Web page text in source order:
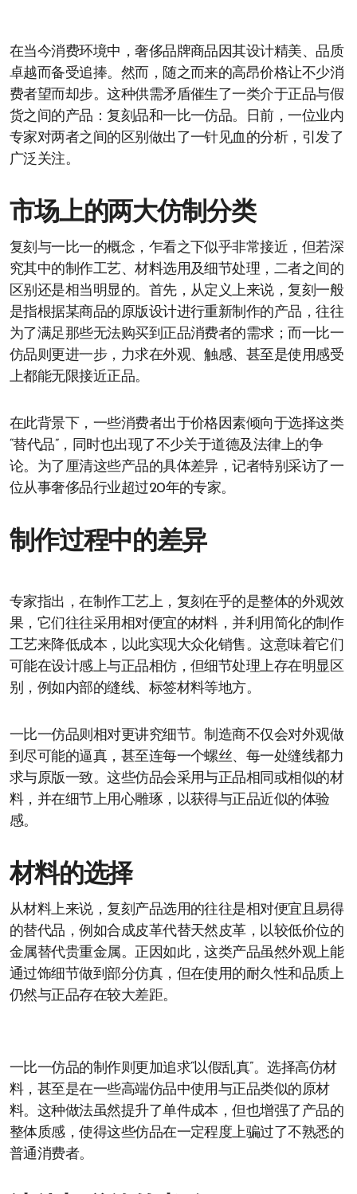
在当今消费环境中，奢侈品牌商品因其设计精美、品质
卓越而备受追捧。然而，随之而来的高昂价格让不少消
费者望而却步。这种供需矛盾催生了一类介于正品与假
货之间的产品：复刻品和一比一仿品。日前，一位业内
专家对两者之间的区别做出了一针见血的分析，引发了
广泛关注。
市场上的两大仿制分类
复刻与一比一的概念，乍看之下似乎非常接近，但若深
究其中的制作工艺、材料选用及细节处理，二者之间的
区别还是相当明显的。首先，从定义上来说，复刻一般
是指根据某商品的原版设计进行重新制作的产品，往往
为了满足那些无法购买到正品消费者的需求；而一比一
仿品则更进一步，力求在外观、触感、甚至是使用感受
上都能无限接近正品。
在此背景下，一些消费者出于价格因素倾向于选择这类
“替代品”，同时也出现了不少关于道德及法律上的争
论。为了厘清这些产品的具体差异，记者特别采访了一
位从事奢侈品行业超过20年的专家。
制作过程中的差异
专家指出，在制作工艺上，复刻在乎的是整体的外观效
果，它们往往采用相对便宜的材料，并利用简化的制作
工艺来降低成本，以此实现大众化销售。这意味着它们
可能在设计感上与正品相仿，但细节处理上存在明显区
别，例如内部的缝线、标签材料等地方。
一比一仿品则相对更讲究细节。制造商不仅会对外观做
到尽可能的逼真，甚至连每一个螺丝、每一处缝线都力
求与原版一致。这些仿品会采用与正品相同或相似的材
料，并在细节上用心雕琢，以获得与正品近似的体验
感。
材料的选择
从材料上来说，复刻产品选用的往往是相对便宜且易得
的替代品，例如合成皮革代替天然皮革，以较低价位的
金属替代贵重金属。正因如此，这类产品虽然外观上能
通过饰细节做到部分仿真，但在使用的耐久性和品质上
仍然与正品存在较大差距。
一比一仿品的制作则更加追求“以假乱真”。选择高仿材
料，甚至是在一些高端仿品中使用与正品类似的原材
料。这种做法虽然提升了单件成本，但也增强了产品的
整体质感，使得这些仿品在一定程度上骗过了不熟悉的
普通消费者。